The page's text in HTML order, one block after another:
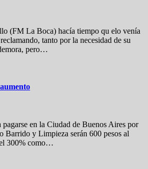
(FM La Boca) hacía tiempo qu elo venía
tanto por la necesidad de su
pero…
en la Ciudad de Buenos Aires por
Barrido y Limpieza serán 600 pesos al
300% como…